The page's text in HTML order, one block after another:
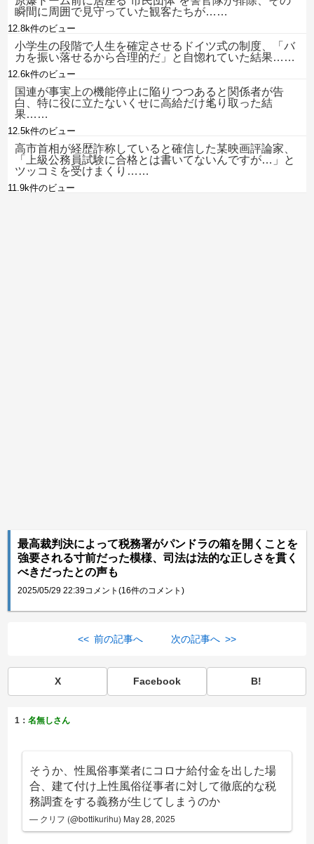
瞬間に周囲で見守っていた観客たちが……
12.8k件のビュー
小学生の段階で人生を確定させるドイツ式の制度、「バ
カを振い落せるから合理的だ」と自惚れていた結果……
12.6k件のビュー
国連が事実上の機能停止に陥りつつあると関係者が告
白、特に役に立たないくせに高給だけ毟り取った結
果……
12.5k件のビュー
高市首相が経歴詐称していると確信した某映画評論家、
「上級公務員試験に合格とは書いてないんですが…」と
ツッコミを受けまくり……
11.9k件のビュー
最高裁判決によって税務署がパンドラの箱を開くことを
強要される寸前だった模様、司法は法的な正しさを貫く
べきだったとの声も
2025/05/29 22:39コメント(16件のコメント)
<< 前の記事へ 次の記事へ >>
X Facebook B!
1：名無しさん
そうか、性風俗事業者にコロナ給付金を出した場
合、建て付け上性風俗従事者に対して徹底的な税
務調査をする義務が生じてしまうのか
— クリフ (@bottikurihu) May 28, 2025